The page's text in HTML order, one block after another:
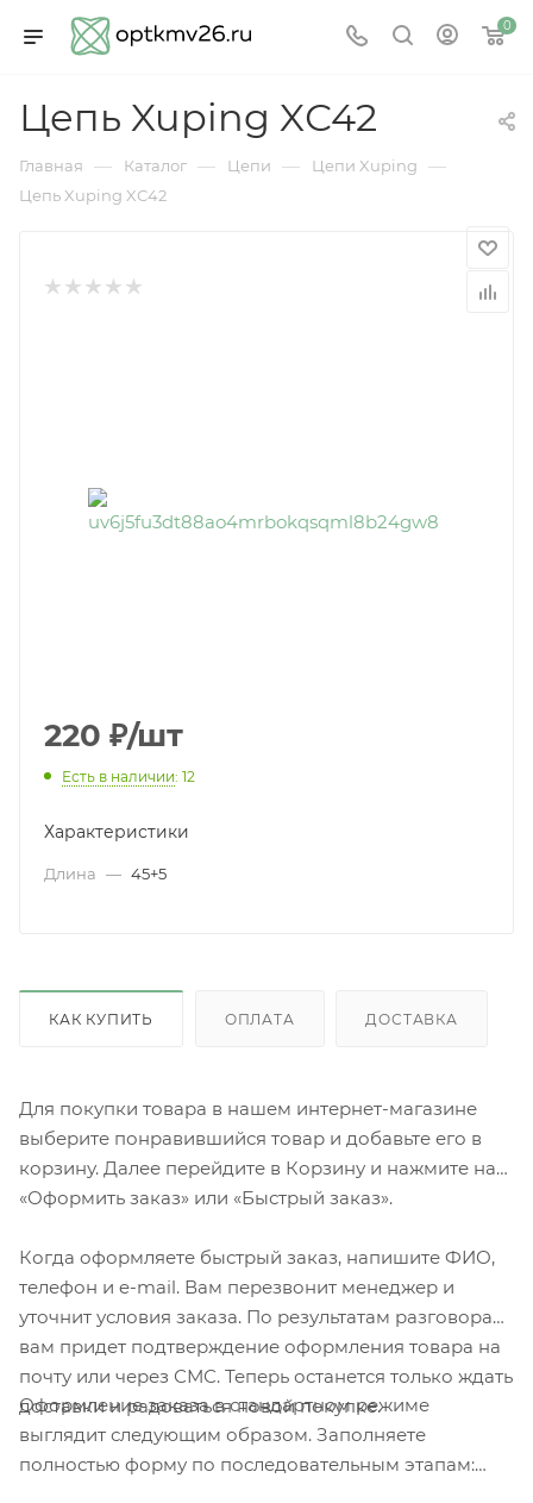
0
Цепь Xuping XС42
Главная — Каталог — Цепи — Цепи Xuping —
Цепь Xuping XС42
220 ₽/шт
Есть в наличии: 12
Характеристики
Длина — 45+5
КАК КУПИТЬ ОПЛАТА ДОСТАВКА
Для покупки товара в нашем интернет-магазине
выберите понравившийся товар и добавьте его в
корзину. Далее перейдите в Корзину и нажмите на
«Оформить заказ» или «Быстрый заказ».
Когда оформляете быстрый заказ, напишите ФИО,
телефон и e-mail. Вам перезвонит менеджер и
уточнит условия заказа. По результатам разговора
вам придет подтверждение оформления товара на
почту или через СМС. Теперь останется только ждать
доставки и радоваться новой покупке.
Оформление заказа в стандартном режиме
выглядит следующим образом. Заполняете
полностью форму по последовательным этапам: